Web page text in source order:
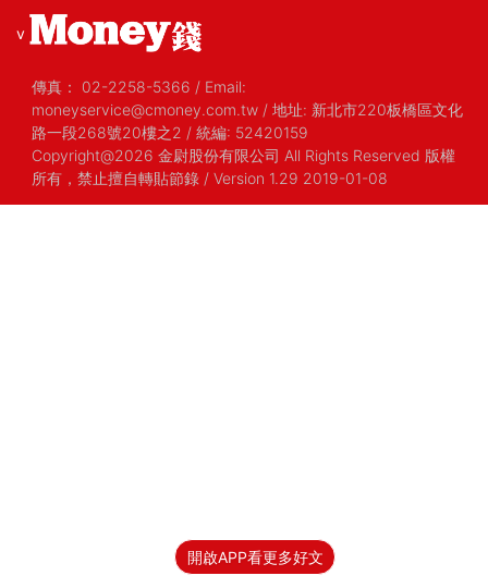
開啟APP看更多好文
v
傳真： 02-2258-5366 / Email:
moneyservice@cmoney.com.tw / 地址: 新北市220板橋區文化
路一段268號20樓之2 / 統編: 52420159
Copyright@2026 金尉股份有限公司 All Rights Reserved 版權
所有，禁止擅自轉貼節錄 / Version 1.29 2019-01-08